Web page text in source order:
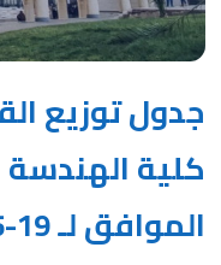
جدول توزيع
كلية الهندسة
الموافق لـ 19-05-2026